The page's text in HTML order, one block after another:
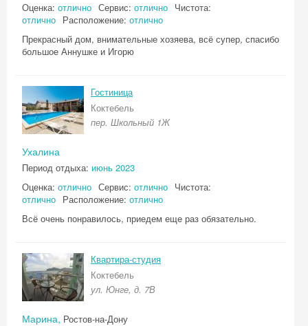
Оценка: отлично Сервис: отлично Чистота:
отлично Расположение: отлично
Прекрасный дом, внимательные хозяева, всё супер, спасибо
большое Аннушке и Игорю
Гостиница
Коктебель
пер. Школьный 1Ж
Ухалина
Период отдыха: июнь 2023
Оценка: отлично Сервис: отлично Чистота:
отлично Расположение: отлично
Всё очень понравилось, приедем еще раз обязательно.
Квартира-студия
Коктебель
ул. Юнге, д. 7В
Марина, Ростов-на-Дону